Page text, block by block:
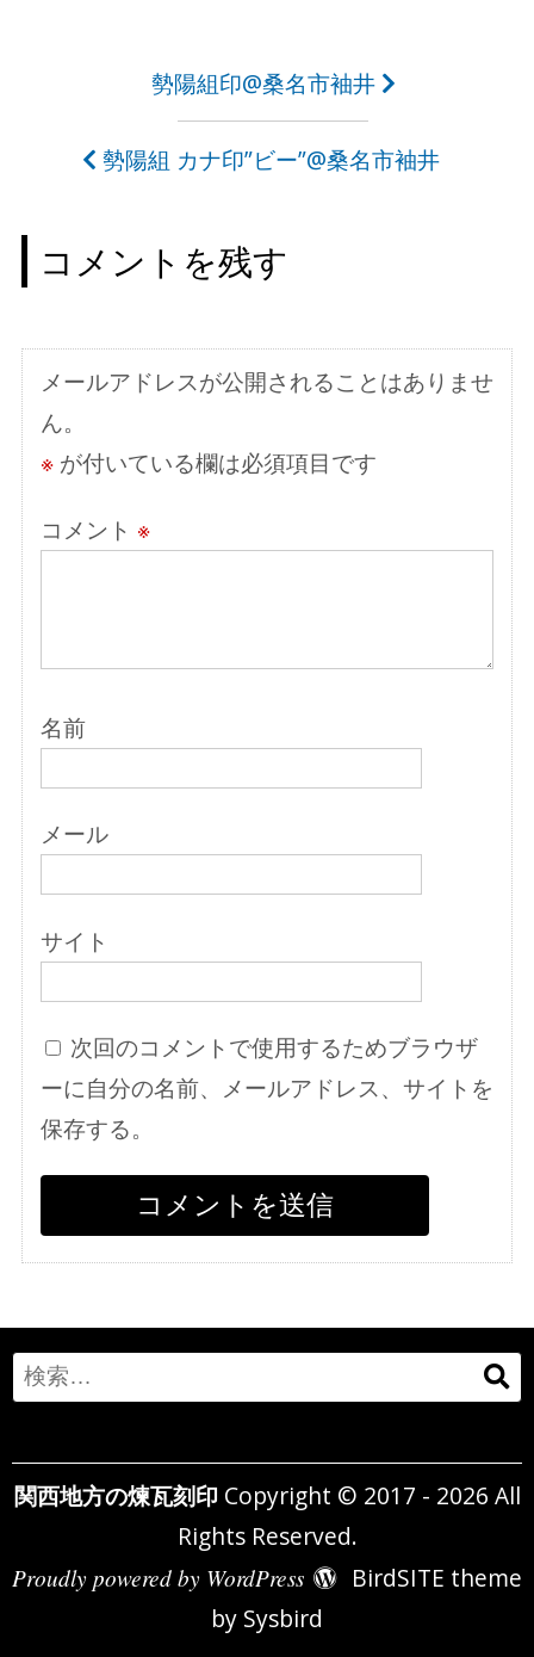
ビ
ゲ
シ
ョ
ン
勢陽組印@桑名市袖井
勢陽組 カナ印”ビー”@桑名市袖井
コメントを残す
メールアドレスが公開されることはありませ
ん。
※が付いている欄は必須項目です
コメント ※
名前
メール
サイト
次回のコメントで使用するためブラウザ
ーに自分の名前、メールアドレス、サイトを
保存する。
Search
for:
関西地方の煉瓦刻印 Copyright © 2017 - 2026 All
Rights Reserved.
Proudly powered by WordPress
BirdSITE theme
by Sysbird